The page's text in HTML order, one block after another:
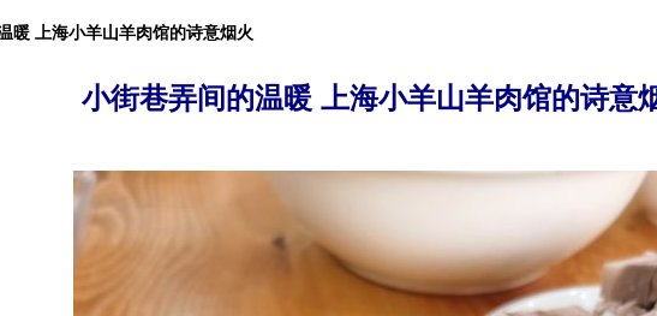
暖 上海小羊山羊肉馆的诗意烟火
小街巷弄间的温暖 上海小羊山羊肉馆的诗意